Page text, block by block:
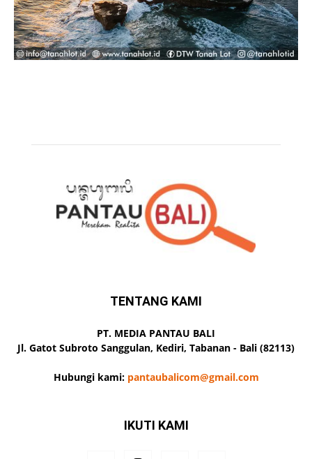
TENTANG KAMI
PT. MEDIA PANTAU BALI
Jl. Gatot Subroto Sanggulan, Kediri, Tabanan - Bali (82113)
Hubungi kami: pantaubalicom@gmail.com
IKUTI KAMI